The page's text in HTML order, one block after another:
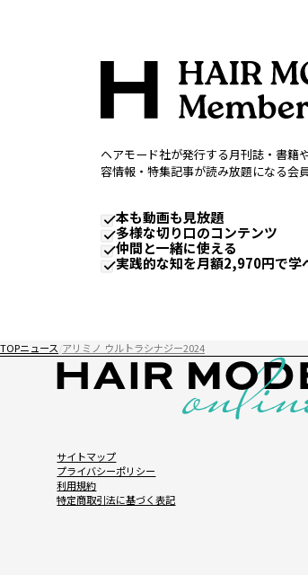
ヘアモード社が発行する月刊誌・書籍
容情報・特集記事が読み放題になる会
本も動画も見放題
多様な切り口のコンテンツ
仲間と一緒に使える
実践的な知を月額2,970円で学
TOPニュース アリミノ ウルトラシナジー2024
サイトマップ
プライバシーポリシー
利用規約
特定商取引法に基づく表記